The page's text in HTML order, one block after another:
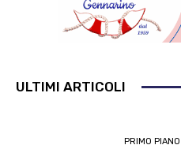
ULTIMI ARTICOLI
PRIMO PIANO